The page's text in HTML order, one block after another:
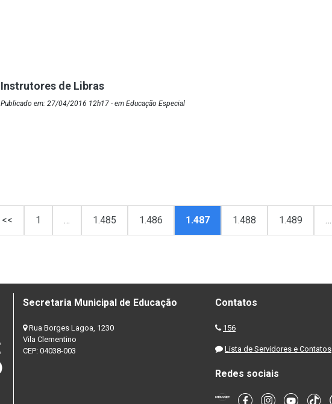
Instrutores de Libras
Publicado em: 27/04/2016 12h17 - em Educação Especial
<< 1 … 1.485 1.486 1.487 1.488 1.489 …
Secretaria Municipal de Educação
Rua Borges Lagoa, 1230
Vila Clementino
CEP: 04038-003
Contatos
156
Lista de Servidores e Contatos
Redes sociais